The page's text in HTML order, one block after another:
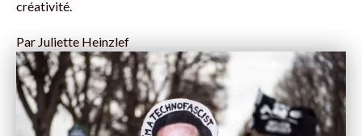
créativité.
ParJuliette Heinzlef